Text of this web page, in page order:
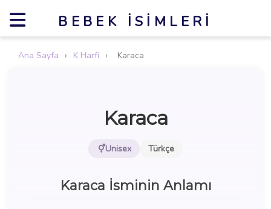
BEBEK İSIMLERI
Ana Sayfa › K Harfi › Karaca
Karaca
Unisex Türkçe
Karaca İsminin Anlamı